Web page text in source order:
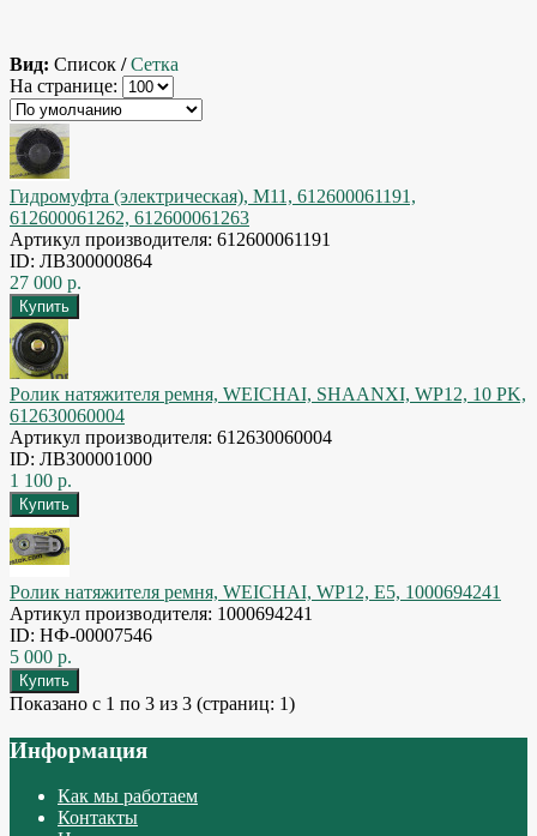
Вид: Список / Сетка
На странице:
Гидромуфта (электрическая), M11, 612600061191,
612600061262, 612600061263
Артикул производителя: 612600061191
ID: ЛВЗ00000864
27 000 р.
Ролик натяжителя ремня, WEICHAI, SHAANXI, WP12, 10 PK,
612630060004
Артикул производителя: 612630060004
ID: ЛВЗ00001000
1 100 р.
Ролик натяжителя ремня, WEICHAI, WP12, E5, 1000694241
Артикул производителя: 1000694241
ID: НФ-00007546
5 000 р.
Показано с 1 по 3 из 3 (страниц: 1)
Информация
Как мы работаем
Контакты